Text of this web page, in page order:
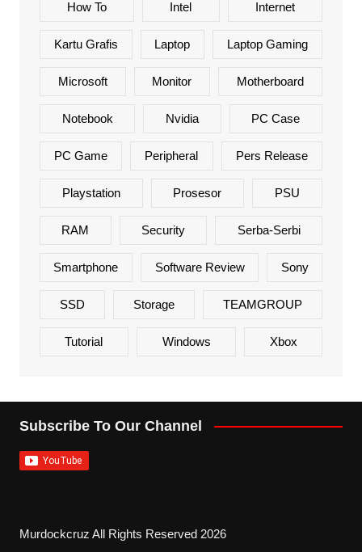
How To Intel Internet
Kartu Grafis Laptop Laptop Gaming
Microsoft Monitor Motherboard
Notebook Nvidia PC Case
PC Game Peripheral Pers Release
Playstation Prosesor PSU
RAM Security Serba-Serbi
Smartphone Software Review Sony
SSD Storage TEAMGROUP
Tutorial Windows Xbox
Subscribe To Our Channel
Murdockcruz All Rights Reserved 2026